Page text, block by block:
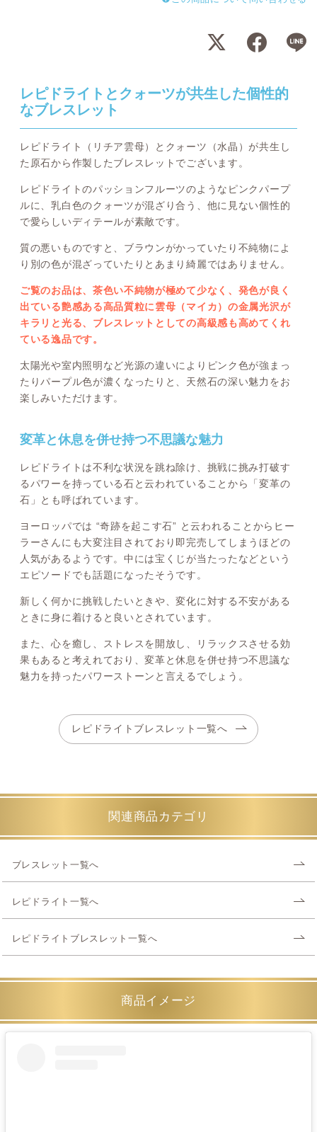
レピドライトとクォーツが共生した個性的
なブレスレット
レピドライト（リチア雲母）とクォーツ（水晶）が共生し
た原石から作製したブレスレットでございます。
レピドライトのパッションフルーツのようなピンクパープ
ルに、乳白色のクォーツが混ざり合う、他に見ない個性的
で愛らしいディテールが素敵です。
質の悪いものですと、ブラウンがかっていたり不純物によ
り別の色が混ざっていたりとあまり綺麗ではありません。
ご覧のお品は、茶色い不純物が極めて少なく、発色が良く
出ている艶感ある高品質粒に雲母（マイカ）の金属光沢が
キラリと光る、ブレスレットとしての高級感も高めてくれ
ている逸品です。
太陽光や室内照明など光源の違いによりピンク色が強まっ
たりパープル色が濃くなったりと、天然石の深い魅力をお
楽しみいただけます。
変革と休息を併せ持つ不思議な魅力
レピドライトは不利な状況を跳ね除け、挑戦に挑み打破す
るパワーを持っている石と云われていることから「変革の
石」とも呼ばれています。
ヨーロッパでは “奇跡を起こす石” と云われることからヒー
ラーさんにも大変注目されており即完売してしまうほどの
人気があるようです。中には宝くじが当たったなどという
エピソードでも話題になったそうです。
新しく何かに挑戦したいときや、変化に対する不安がある
ときに身に着けると良いとされています。
また、心を癒し、ストレスを開放し、リラックスさせる効
果もあると考えれており、変革と休息を併せ持つ不思議な
魅力を持ったパワーストーンと言えるでしょう。
レピドライトブレスレット一覧へ
関連商品カテゴリ
ブレスレット一覧へ
レピドライト一覧へ
レピドライトブレスレット一覧へ
商品イメージ